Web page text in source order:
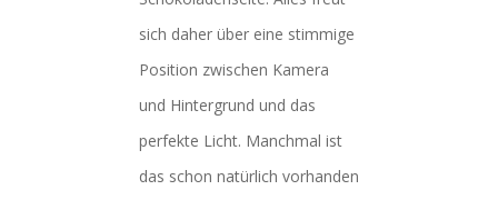
sich daher über eine stimmige
Position zwischen Kamera
und Hintergrund und das
perfekte Licht. Manchmal ist
das schon natürlich vorhanden